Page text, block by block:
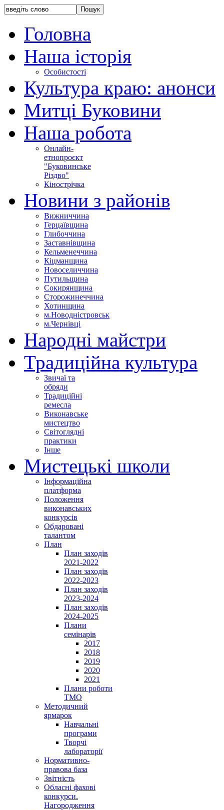
Головна
Наша історія
Особистості
Культура краю: анонси
Митці Буковини
Наша робота
Онлайн-
етнопроєкт
"Буковинське
Різдво"
Кінострічка
Новини з районів
Вижниччина
Герцаївщина
Глибоччина
Заставнівщина
Кельменеччина
Кіцманщина
Новоселиччина
Путильщина
Сокирянщина
Сторожинеччина
Хотинщина
м.Новодністровськ
м.Чернівці
Народні майстри
Традиційна культура
Звичаї та
обряди
Традиційні
ремесла
Виконавське
мистецтво
Світоглядні
практики
Інше
Мистецькі школи
Інформаційна
платформа
Положення
виконавських
конкурсів
Обдаровані
талантом
План
План заходів
2021-2022
План заходів
2022-2023
План заходів
2023-2024
План заходів
2024-2025
Плани
семінарів
2017
2018
2019
2020
2021
Плани роботи
ТМО
Методичний
ярмарок
Навчальні
програми
Творчі
лабораторії
Нормативно-
правова база
Звітність
Обласні фахові
конкурси.
Нагородження